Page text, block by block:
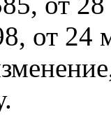
от 24